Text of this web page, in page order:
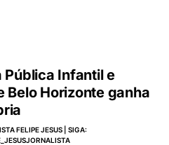
Pública Infantil e
Belo Horizonte ganha
FELIPE JESUS | SIGA: